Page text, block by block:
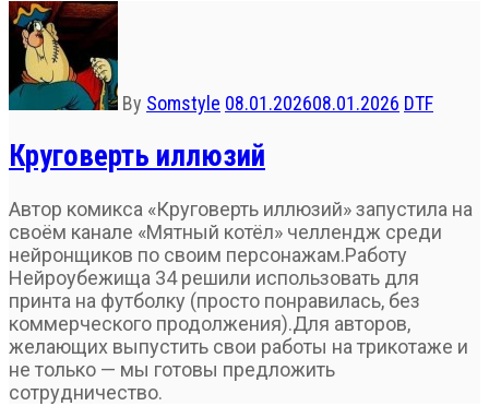
By Somstyle 08.01.202608.01.2026 DTF
Круговерть иллюзий
Автор комикса «Круговерть иллюзий» запустила на
своём канале «Мятный котёл» челлендж среди
нейронщиков по своим персонажам.Работу
Нейроубежища 34 решили использовать для
принта на футболку (просто понравилась, без
коммерческого продолжения).Для авторов,
желающих выпустить свои работы на трикотаже и
не только — мы готовы предложить
сотрудничество.